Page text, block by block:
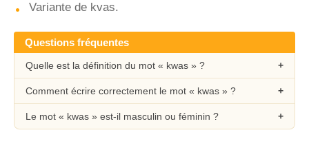
Variante de kvas.
Questions fréquentes
Quelle est la définition du mot « kwas » ?
Comment écrire correctement le mot « kwas » ?
Le mot « kwas » est-il masculin ou féminin ?